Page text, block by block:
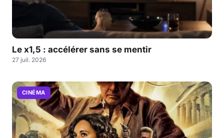
Le x1,5 : accélérer sans se mentir
27 juil. 2026
CINÉMA